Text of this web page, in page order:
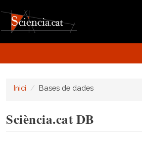
Inici Bases de dades
Sciència.cat DB